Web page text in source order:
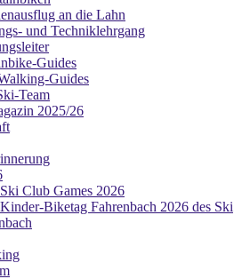
an die Lahn
und Techniklehrgang
Guides
Guides
Team
2025/26
Club Games 2026
Biketag Fahrenbach 2026 des Ski